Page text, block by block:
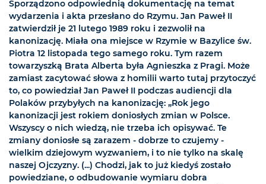
Sporządzono odpowiednią dokumentację na temat
wydarzenia i akta przesłano do Rzymu. Jan Paweł II
zatwierdził je 21 lutego 1989 roku i zezwolił na
kanonizację. Miała ona miejsce w Rzymie w Bazylice św.
Piotra 12 listopada tego samego roku. Tym razem
towarzyszką Brata Alberta była Agnieszka z Pragi. Może
zamiast zacytować słowa z homilii warto tutaj przytoczyć
to, co powiedział Jan Paweł II podczas audiencji dla
Polaków przybyłych na kanonizację: „Rok jego
kanonizacji jest rokiem doniosłych zmian w Polsce.
Wszyscy o nich wiedzą, nie trzeba ich opisywać. Te
zmiany doniosłe są zarazem - dobrze to czujemy -
wielkim dziejowym wyzwaniem, i to nie tylko na skalę
naszej Ojczyzny. (...) Chodzi, jak to już kiedyś zostało
powiedziane, o odbudowanie wymiaru dobra